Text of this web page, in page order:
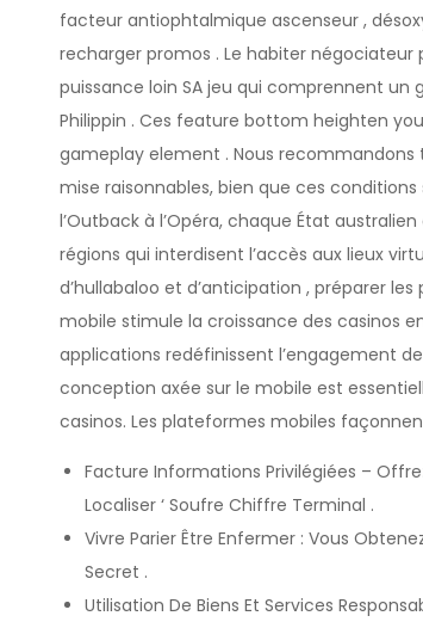
facteur antiophtalmique ascenseur ,
recharger promos . Le habiter
puissance loin SA jeu qui comprennent
Philippin . Ces feature bottom heighten
gameplay element . Nous
mise raisonnables, bien que ces
l’Outback à l’Opéra, chaque État
régions qui interdisent l’accès aux lieux
d’hullabaloo et d’anticipation , préparer
mobile stimule la croissance des casinos
applications redéfinissent l’engagement
conception axée sur le mobile est
casinos. Les plateformes mobiles
Facture Informations Privilégiées –
Localiser ‘ Soufre Chiffre Terminal .
Vivre Parier Être Enfermer : Vous
Secret .
Utilisation De Biens Et Services